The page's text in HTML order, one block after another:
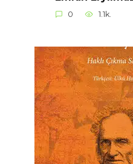
0 1.1k.